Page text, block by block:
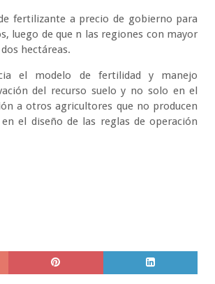
fertilizante a precio de gobierno para
luego de que n las regiones con mayor
hectáreas.
el modelo de fertilidad y manejo
del recurso suelo y no solo en el
a otros agricultores que no producen
el diseño de las reglas de operación